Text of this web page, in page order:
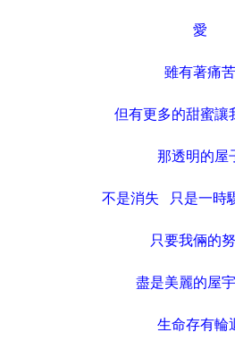
愛
雖有著痛苦
但有更多的甜蜜讓
那透明的屋
不是消失 只是一時
只要我倆的
盡是美麗的屋
生命存有輪